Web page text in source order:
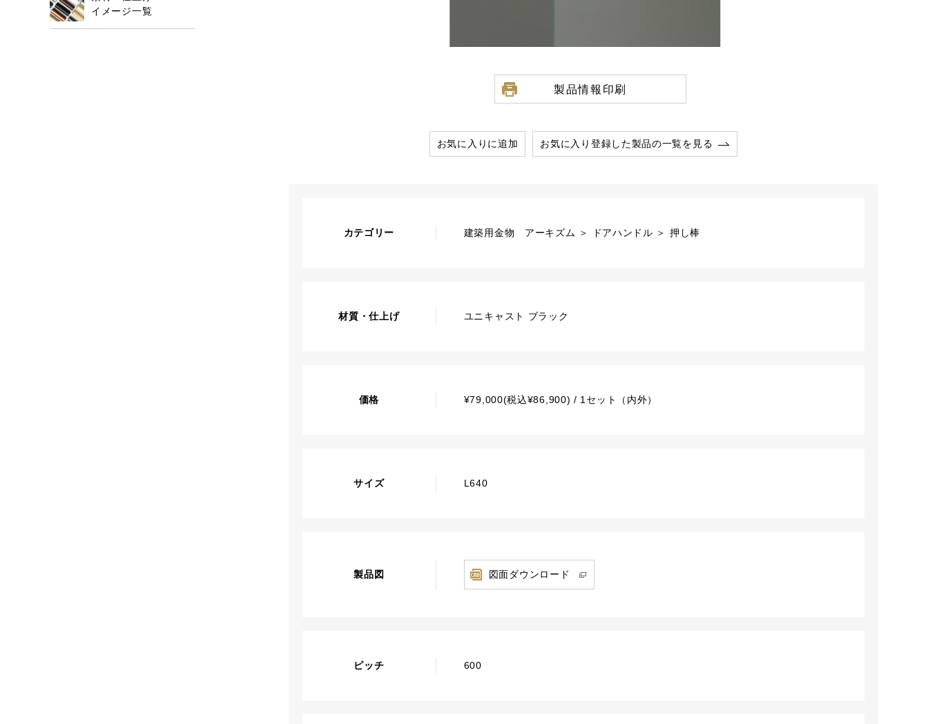
製品情報印刷
お気に入りに追加 お気に入り登録した製品の一覧を見る
カテゴリー 建築用金物 アーキズム ＞ ドアハンドル ＞ 押し棒
材質・仕上げ ユニキャスト ブラック
価格 ¥79,000(税込¥86,900) / 1セット（内外）
サイズ L640
製品図 図面ダウンロード
ピッチ 600
イメージ一覧